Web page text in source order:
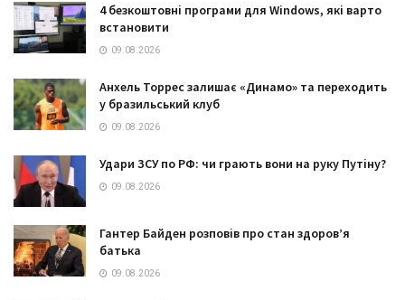
4 безкоштовні програми для Windows, які варто
встановити
09.08.2026
Анхель Торрес залишає «Динамо» та переходить
у бразильський клуб
09.08.2026
Удари ЗСУ по РФ: чи грають вони на руку Путіну?
09.08.2026
Гантер Байден розповів про стан здоров’я
батька
09.08.2026